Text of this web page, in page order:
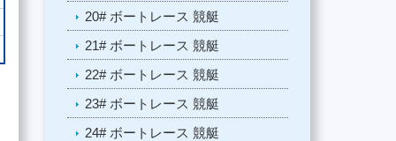
20# ボートレース 競艇
21# ボートレース 競艇
22# ボートレース 競艇
23# ボートレース 競艇
24# ボートレース 競艇